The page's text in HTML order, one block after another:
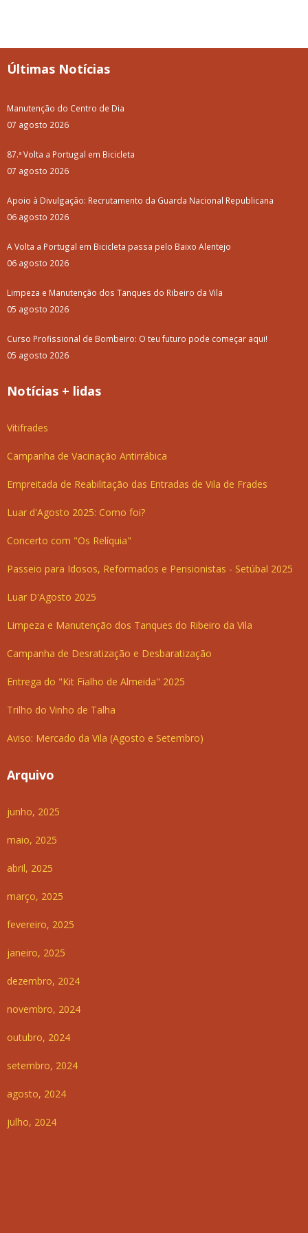
Últimas Notícias
Manutenção do Centro de Dia
07 agosto 2026
87.ª Volta a Portugal em Bicicleta
07 agosto 2026
Apoio à Divulgação: Recrutamento da Guarda Nacional Republicana
06 agosto 2026
A Volta a Portugal em Bicicleta passa pelo Baixo Alentejo
06 agosto 2026
Limpeza e Manutenção dos Tanques do Ribeiro da Vila
05 agosto 2026
Curso Profissional de Bombeiro: O teu futuro pode começar aqui!
05 agosto 2026
Notícias + lidas
Vitifrades
Campanha de Vacinação Antirrábica
Empreitada de Reabilitação das Entradas de Vila de Frades
Luar d'Agosto 2025: Como foi?
Concerto com "Os Relíquia"
Passeio para Idosos, Reformados e Pensionistas - Setúbal 2025
Luar D'Agosto 2025
Limpeza e Manutenção dos Tanques do Ribeiro da Vila
Campanha de Desratização e Desbaratização
Entrega do "Kit Fialho de Almeida" 2025
Trilho do Vinho de Talha
Aviso: Mercado da Vila (Agosto e Setembro)
Arquivo
junho, 2025
maio, 2025
abril, 2025
março, 2025
fevereiro, 2025
janeiro, 2025
dezembro, 2024
novembro, 2024
outubro, 2024
setembro, 2024
agosto, 2024
julho, 2024